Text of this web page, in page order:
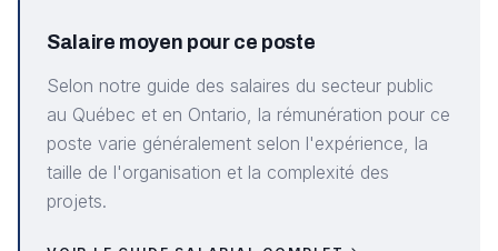
Salaire moyen pour ce poste
Selon notre guide des salaires du secteur public
au Québec et en Ontario, la rémunération pour ce
poste varie généralement selon l'expérience, la
taille de l'organisation et la complexité des
projets.